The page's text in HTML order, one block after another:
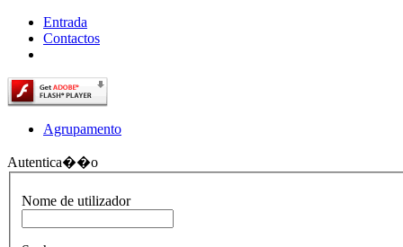
Entrada
Contactos
Agrupamento
Autentica��o
Nome de utilizador